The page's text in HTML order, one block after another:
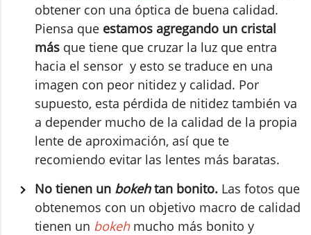
obtener con una óptica de buena calidad.
Piensa que estamos agregando un cristal
más que tiene que cruzar la luz que entra
hacia el sensor y esto se traduce en una
imagen con peor nitidez y calidad. Por
supuesto, esta pérdida de nitidez también va
a depender mucho de la calidad de la propia
lente de aproximación, así que te
recomiendo evitar las lentes más baratas.
No tienen un bokehtan bonito. Las fotos que
obtenemos con un objetivo macro de calidad
tienen un bokeh mucho más bonito y